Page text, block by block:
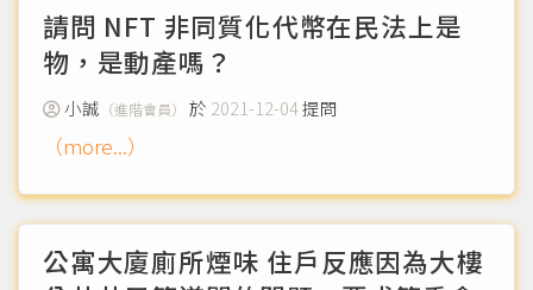
關。讓我已經睡不着，有點憂鬱症情況（mor
e...）
請問 NFT 非同質化代幣在民法上是
物，是動產嗎？
小誠 （進階會員） 於 2021-12-04提問
（more...）
公寓大廈廁所煙味 住戶反應因為大樓